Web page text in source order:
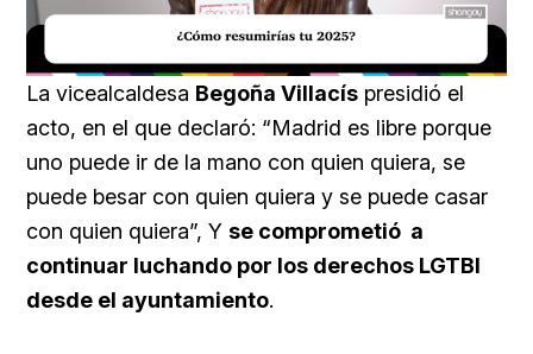
Unmute Loaded:
15.78%
La vicealcaldesa Begoña Villacís presidió el
acto, en el que declaró: “Madrid es libre porque
uno puede ir de la mano con quien quiera, se
puede besar con quien quiera y se puede casar
con quien quiera”, Y se comprometió a
continuar luchando por los derechos LGTBI
desde el ayuntamiento.